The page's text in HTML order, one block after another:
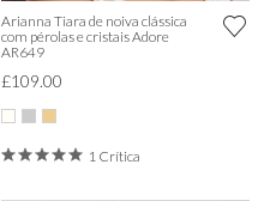
Arianna Tiara de noiva clássica
com pérolas e cristais Adore
AR649
£109.00
1 Crítica